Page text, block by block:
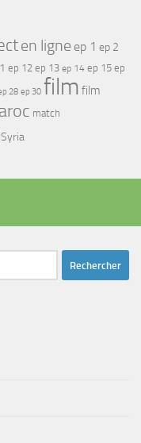
en ligne ep 1 ep 2
ep 12 ep 13 ep 14 ep 15 ep
28 ep 30 film film
match
Syria